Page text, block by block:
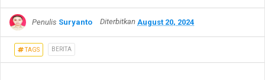
Penulis Suryanto Diterbitkan August 20, 2024
TAGS BERITA